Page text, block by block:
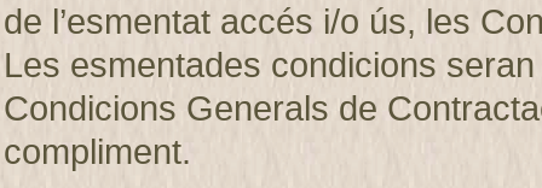
de l’esmentat accés i/o ús, les
Les esmentades condicions
Condicions Generals de
compliment.